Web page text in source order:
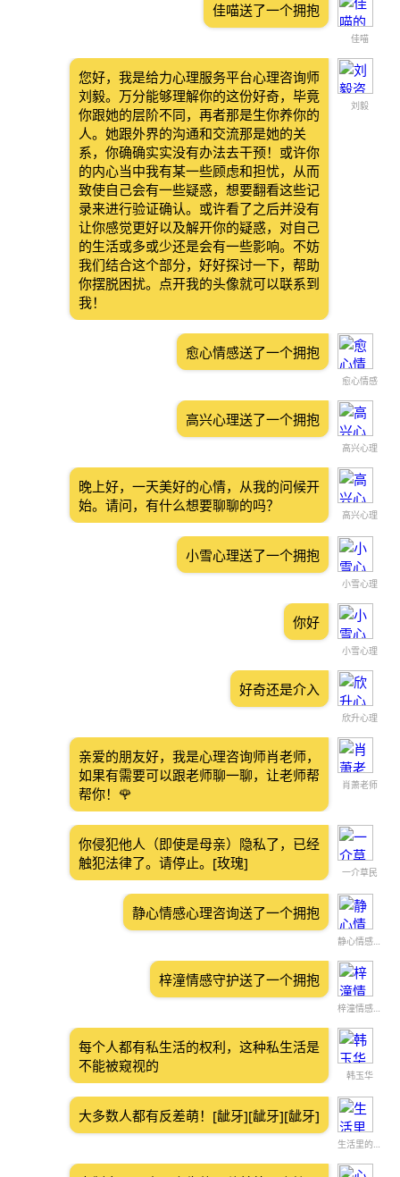
佳喵
佳喵送了一个拥抱
刘毅
您好，我是给力心理服务平台心理咨询师
刘毅。万分能够理解你的这份好奇，毕竟
你跟她的层阶不同，再者那是生你养你的
人。她跟外界的沟通和交流那是她的关
系，你确确实实没有办法去干预！或许你
的内心当中我有某一些顾虑和担忧，从而
致使自己会有一些疑惑，想要翻看这些记
录来进行验证确认。或许看了之后并没有
让你感觉更好以及解开你的疑惑，对自己
的生活或多或少还是会有一些影响。不妨
我们结合这个部分，好好探讨一下，帮助
你摆脱困扰。点开我的头像就可以联系到
我！
愈心情感
愈心情感送了一个拥抱
高兴心理
高兴心理送了一个拥抱
高兴心理
晚上好，一天美好的心情，从我的问候开
始。请问，有什么想要聊聊的吗？
小雪心理
小雪心理送了一个拥抱
小雪心理
你好
欣升心理
好奇还是介入
肖萧老师
亲爱的朋友好，我是心理咨询师肖老师，
如果有需要可以跟老师聊一聊，让老师帮
帮你！🌹
一介草民
你侵犯他人（即使是母亲）隐私了，已经
触犯法律了。请停止。[玫瑰]
静心情感心理咨询
静心情感心理咨询送了一个拥抱
梓潼情感守护
梓潼情感守护送了一个拥抱
韩玉华
每个人都有私生活的权利，这种私生活是
不能被窥视的
生活里的一粒砂
大多数人都有反差萌！[龇牙][龇牙][龇牙]